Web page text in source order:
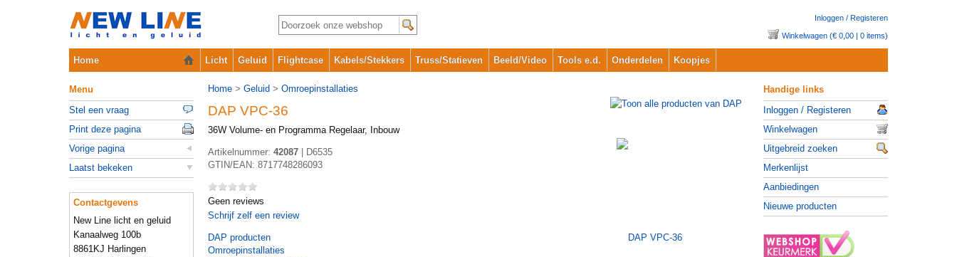
Inloggen / Registeren
Winkelwagen (€ 0,00 | 0 items)
Home Licht Geluid Flightcase Kabels/Stekkers Truss/Statieven Beeld/Video Tools e.d. Onderdelen Koopjes
Home > Geluid > Omroepinstallaties
DAP VPC-36
36W Volume- en Programma Regelaar, Inbouw
Artikelnummer: 42087
D6535
GTIN/EAN: 8717748286093
Geen reviews
Schrijf zelf een review
DAP producten
Omroepinstallaties
Menu
Stel een vraag
Print deze pagina
Vorige pagina
Laatst bekeken
Contactgevens
New Line licht en geluid
Kanaalweg 100b
8861KJ Harlingen
Handige links
Inloggen / Registeren
Winkelwagen
Uitgebreid zoeken
Merkenlijst
Aanbiedingen
Nieuwe producten